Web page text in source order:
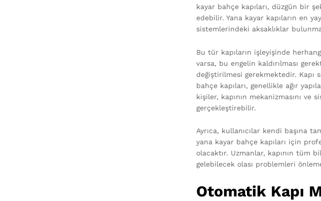
kayar bahçe kapıları, düzgün bir
edebilir. Yana kayar kapıların en
sistemlerindeki aksaklıklar
Bu tür kapıların işleyişinde
varsa, bu engelin kaldırılması
değiştirilmesi gerekmektedir. Kapı
bahçe kapıları, genellikle ağır
kişiler, kapının mekanizmasını
gerçekleştirebilir.
Ayrıca, kullanıcılar kendi başına
yana kayar bahçe kapıları için
olacaktır. Uzmanlar, kapının tüm
gelebilecek olası problemleri
Otomatik Kapı